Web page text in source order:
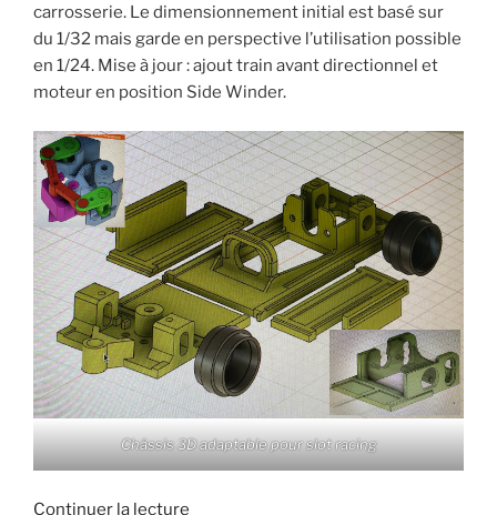
carrosserie. Le dimensionnement initial est basé sur
du 1/32 mais garde en perspective l’utilisation possible
en 1/24. Mise à jour : ajout train avant directionnel et
moteur en position Side Winder.
Châssis 3D adaptable pour slot racing
Continuer la lecture